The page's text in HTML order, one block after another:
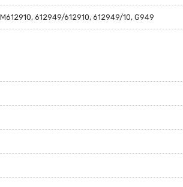
612949/612910, 612949/10, G949